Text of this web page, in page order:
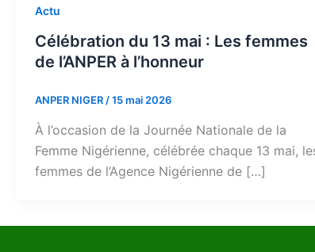
Actu
Célébration du 13 mai : Les femmes
de l’ANPER à l’honneur
ANPER NIGER/15 mai 2026
À l’occasion de la Journée Nationale de la
Femme Nigérienne, célébrée chaque 13 mai,
femmes de l’Agence Nigérienne de […]